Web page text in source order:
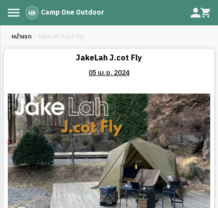
Camp One Outdoor
หน้าแรก / JakeLah J.cot Fly
JakeLah J.cot Fly
05 เม.ย. 2024